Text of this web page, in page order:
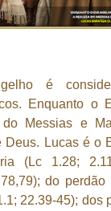
é
Enquanto o
Messias e
Deus. Lucas é o
(Lc 1.28;
do perdão
22.39-45); dos